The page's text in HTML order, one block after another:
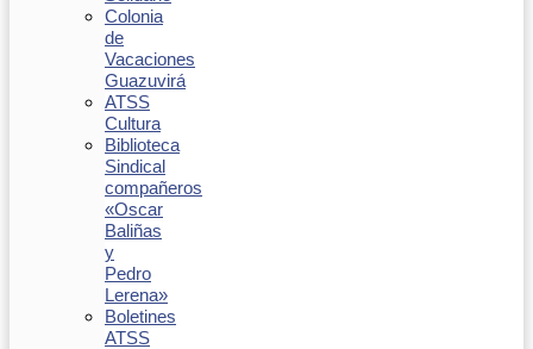
Colonia
de
Vacaciones
Guazuvirá
ATSS
Cultura
Biblioteca
Sindical
compañeros
«Oscar
Baliñas
y
Pedro
Lerena»
Boletines
ATSS